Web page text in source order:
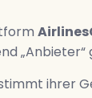
„Anbieter“
ihrer